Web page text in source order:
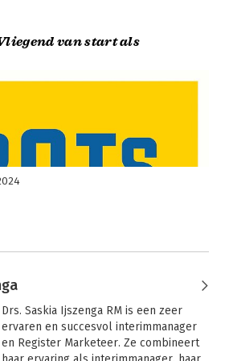
van start als
Drs. Saskia Ijszenga RM is een zeer
ervaren en succesvol interimmanager
en Register Marketeer. Ze combineert